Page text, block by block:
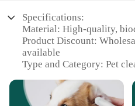
Specifications:
Material: High-quality,
Product Discount:
available
Type and Category: Pet
Design and Style:
to-use